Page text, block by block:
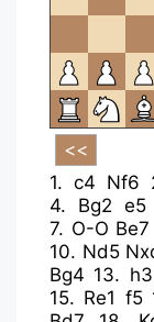
1. c4 Nf6
4. Bg2 e5
7. O-O Be7
10. Nd5
Bg4 13. h3
15. Re1 f5